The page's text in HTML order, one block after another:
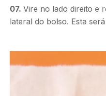
07. Vire no lado direito e
lateral do bolso. Esta